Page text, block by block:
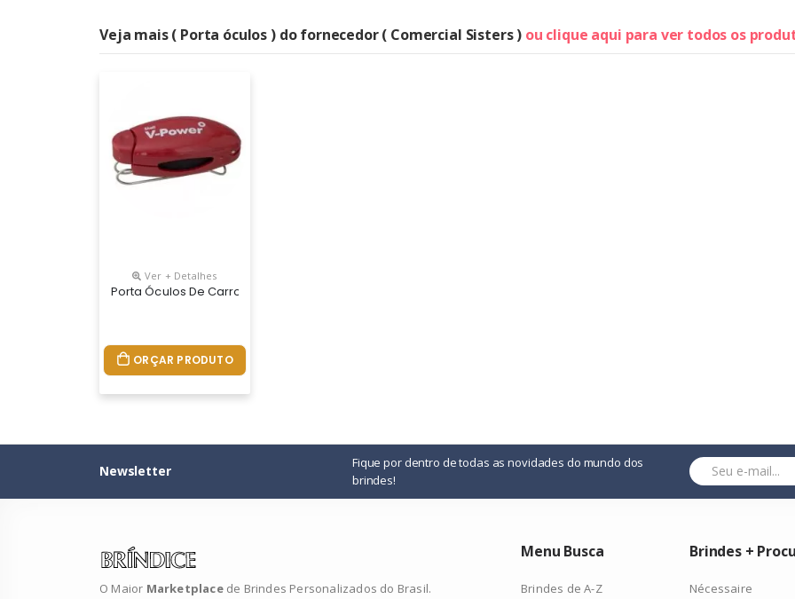
Veja mais ( Porta óculos ) do fornecedor ( Comercial Sisters ) ou clique aqui para ver todos os
Ver + Detalhes
Porta Óculos De Carro
ORÇAR PRODUTO
Newsletter
Fique por dentro de todas as novidades do mundo dos
brindes!
O Maior Marketplace de Brindes Personalizados do Brasil.
Menu Busca
Brindes de A-Z
Brindes +
Nécessaire